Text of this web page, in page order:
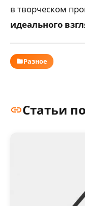
в творческом
идеального
Разное
Статьи